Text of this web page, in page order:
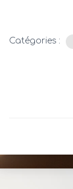
Catégories :